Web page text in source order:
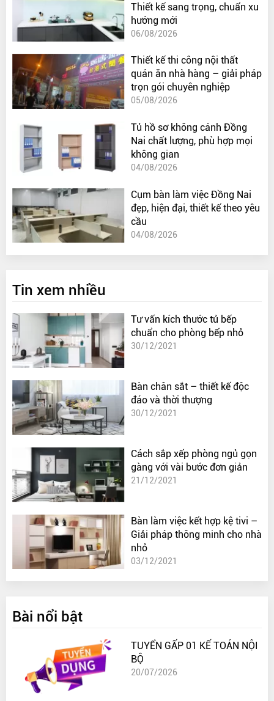
Thiết kế sang trọng, chuẩn xu
hướng mới
06/08/2026
Thiết kế thi công nội thất
quán ăn nhà hàng – giải pháp
trọn gói chuyên nghiệp
05/08/2026
Tủ hồ sơ không cánh Đồng
Nai chất lượng, phù hợp mọi
không gian
04/08/2026
Cụm bàn làm việc Đồng Nai
đẹp, hiện đại, thiết kế theo yêu
cầu
04/08/2026
Tin xem nhiều
Tư vấn kích thước tủ bếp
chuẩn cho phòng bếp nhỏ
30/12/2021
Bàn chân sắt – thiết kế độc
đáo và thời thượng
30/12/2021
Cách sắp xếp phòng ngủ gọn
gàng với vài bước đơn giản
21/12/2021
Bàn làm việc kết hợp kệ tivi –
Giải pháp thông minh cho nhà
nhỏ
03/12/2021
Bài nổi bật
TUYỂN GẤP 01 KẾ TOÁN NỘI
BỘ
20/07/2026